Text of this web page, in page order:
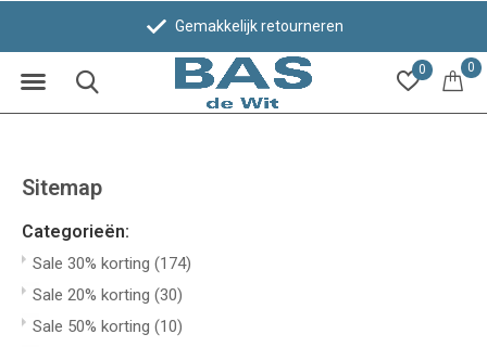
0 0
Gemakkelijk retourneren
Sitemap
Categorieën:
Sale 30% korting (174)
Sale 20% korting (30)
Sale 50% korting (10)